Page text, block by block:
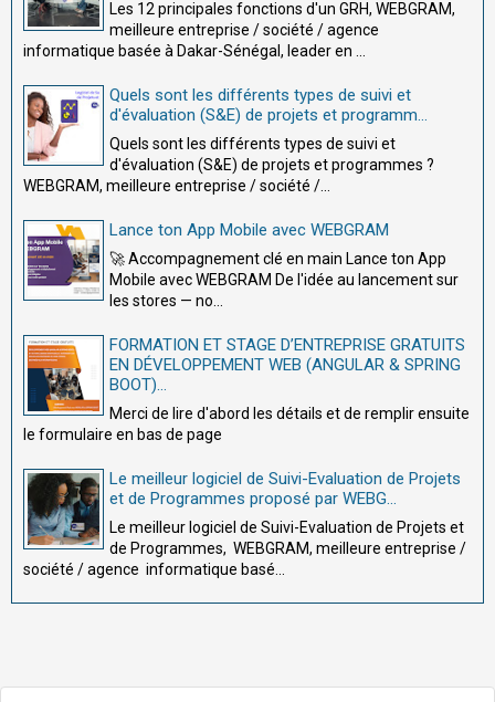
Les 12 principales fonctions d'un GRH, WEBGRAM,
meilleure entreprise / société / agence
informatique basée à Dakar-Sénégal, leader en ...
Quels sont les différents types de suivi et
d'évaluation (S&E) de projets et programm...
Quels sont les différents types de suivi et
d'évaluation (S&E) de projets et programmes ?
WEBGRAM, meilleure entreprise / société /...
Lance ton App Mobile avec WEBGRAM
🚀 Accompagnement clé en main Lance ton App
Mobile avec WEBGRAM De l'idée au lancement sur
les stores — no...
FORMATION ET STAGE D’ENTREPRISE GRATUITS
EN DÉVELOPPEMENT WEB (ANGULAR & SPRING
BOOT)...
Merci de lire d'abord les détails et de remplir ensuite
le formulaire en bas de page
Le meilleur logiciel de Suivi-Evaluation de Projets
et de Programmes proposé par WEBG...
Le meilleur logiciel de Suivi-Evaluation de Projets et
de Programmes, WEBGRAM, meilleure entreprise /
société / agence informatique basé...